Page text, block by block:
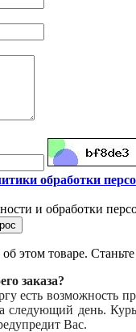
обработки
и обработки
этом товаре.
заказа?
есть возможность
следующий день.
Вас.